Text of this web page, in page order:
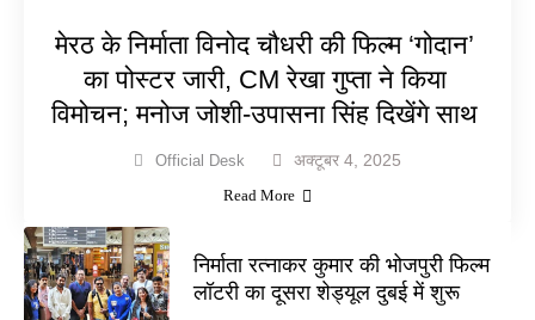
मेरठ के निर्माता विनोद चौधरी की फिल्म ‘गोदान’
का पोस्टर जारी, CM रेखा गुप्ता ने किया
विमोचन; मनोज जोशी-उपासना सिंह दिखेंगे साथ
Official Desk अक्टूबर 4, 2025
Read More
निर्माता रत्नाकर कुमार की भोजपुरी फिल्म
लॉटरी का दूसरा शेड्यूल दुबई में शुरू